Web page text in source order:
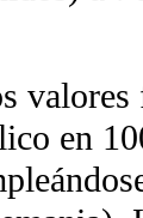
valores
en